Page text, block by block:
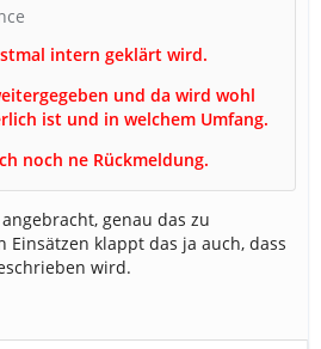
intern geklärt wird.
und da wird wohl
ist und in welchem Umfang.
noch ne Rückmeldung.
genau das zu
Einsätzen klappt das ja auch, dass
wird.